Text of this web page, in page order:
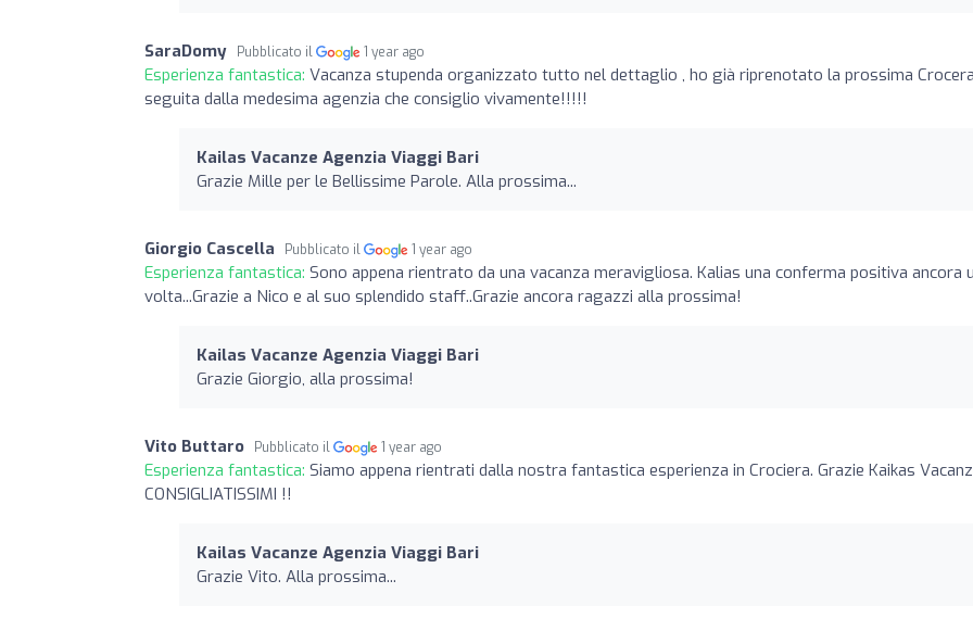
SaraDomy Pubblicato il 1 year ago
Esperienza fantastica: Vacanza stupenda organizzato tutto nel dettaglio , ho già riprenotato la prossima Crocera
seguita dalla medesima agenzia che consiglio vivamente!!!!!
Kailas Vacanze Agenzia Viaggi Bari
Grazie Mille per le Bellissime Parole. Alla prossima...
Giorgio Cascella Pubblicato il 1 year ago
Esperienza fantastica: Sono appena rientrato da una vacanza meravigliosa. Kalias una conferma positiva ancora
volta...Grazie a Nico e al suo splendido staff..Grazie ancora ragazzi alla prossima!
Kailas Vacanze Agenzia Viaggi Bari
Grazie Giorgio, alla prossima!
Vito Buttaro Pubblicato il 1 year ago
Esperienza fantastica: Siamo appena rientrati dalla nostra fantastica esperienza in Crociera. Grazie Kaikas
CONSIGLIATISSIMI !!
Kailas Vacanze Agenzia Viaggi Bari
Grazie Vito. Alla prossima...